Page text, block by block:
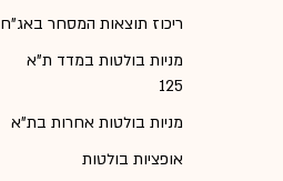
ריכוז תוצאות המסחר באג"ח
מניות בולטות במדד ת"א
125
מניות בולטות אחרות בת"א
אופציות בולטות